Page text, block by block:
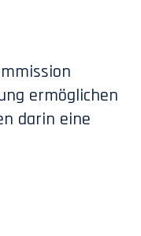
ermöglichen
darin eine